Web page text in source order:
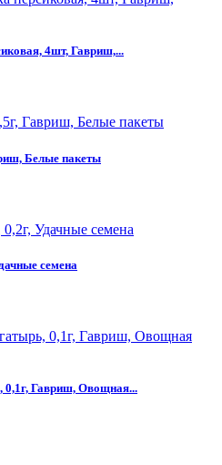
4шт, Гавриш,...
Белые пакеты
семена
0,1г, Гавриш, Овощная...